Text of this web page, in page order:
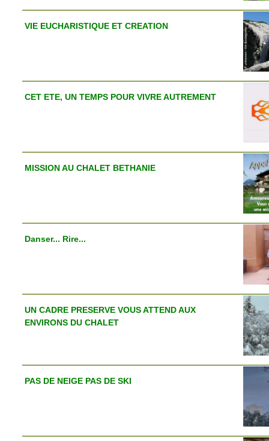
VIE EUCHARISTIQUE ET CREATION
CET ETE, UN TEMPS POUR VIVRE AUTREMENT
MISSION AU CHALET BETHANIE
Danser... Rire...
UN CADRE PRESERVE VOUS ATTEND AUX
ENVIRONS DU CHALET
PAS DE NEIGE PAS DE SKI